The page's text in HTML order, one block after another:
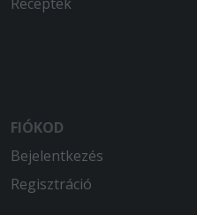
FIÓKOD
Bejelentkezés
Regisztráció